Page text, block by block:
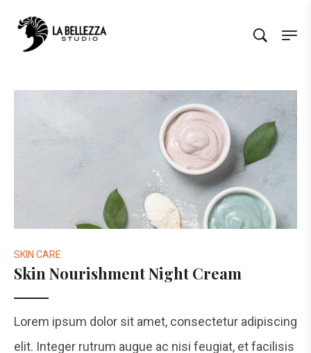
SKIN CARE
Skin Nourishment Night Cream
Lorem ipsum dolor sit amet, consectetur adipiscing
elit. Integer rutrum augue ac nisi feugiat, et facilisis